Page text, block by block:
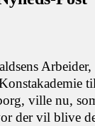
ville nu,
der vil blive